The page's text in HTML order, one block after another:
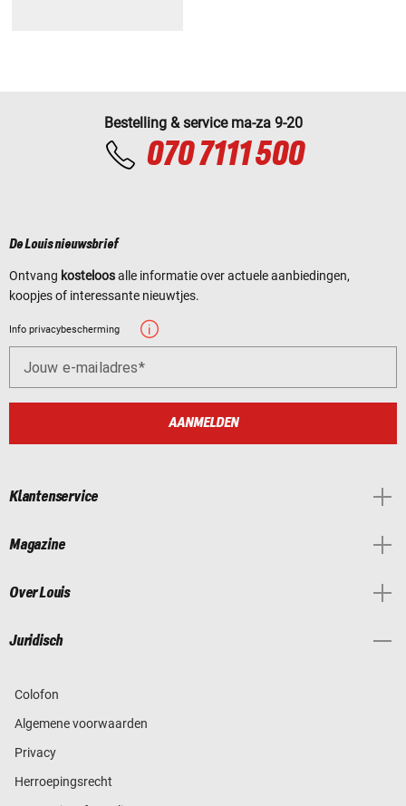
Bestelling & service ma-za 9-20
070 7111 500
De Louis nieuwsbrief
Ontvang kosteloosalle informatie over actuele aanbiedingen,
koopjes of interessante nieuwtjes.
Info privacybescherming
Jouw e-mailadres
AANMELDEN
Klantenservice
Magazine
Over Louis
Juridisch
Colofon
Algemene voorwaarden
Privacy
Herroepingsrecht